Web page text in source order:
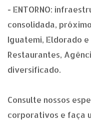
- ENTORNO:
consolidada,
Iguatemi, Eldorado
Restaurantes,
diversificado.
Consulte nossos
corporativos e faça